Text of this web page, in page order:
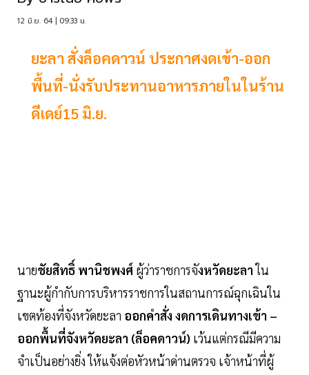
12 มิ.ย. 64 | 09:33 น.
ยะลา สั่งล็อคดาวน์ ประกาศงดเข้า-ออก
พื้นที่-นั่งรับประทานอาหารภายในในร้าน
ดีเดย์15 มิ.ย.
นายชัยสิทธิ์ พานิชพงศ์ ผู้ว่าราชการจังหวัดยะลาใน
ฐานะผู้กำกับการบริหารราชการในสถานการณ์ฉุกเฉินใน
เขตท้องที่จังหวัดยะลา ออกคำสั่ง งดการเดินทางเข้า –
ออกพื้นที่จังหวัดยะลา (ล็อคดาวน์) เว้นแต่กรณีมีความ
จำเป็นอย่างยิ่ง ให้แจ้งต่อหัวหน้าด่านตรวจ เจ้าหน้าที่ผู้